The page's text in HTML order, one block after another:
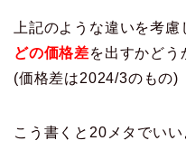
上記のような違いを考慮
どの価格差を出すかどう
(価格差は2024/3のもの)
こう書くと20メタでい